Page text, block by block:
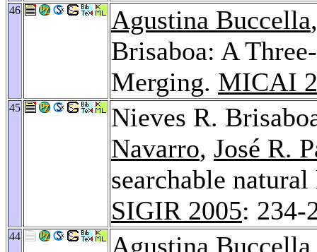
46 Agustina Buccella
Brisaboa: A
Merging. MICAI
45
Nieves R.
Navarro, José R.
searchable
SIGIR 2005: 234-
44 Agustina Buccella